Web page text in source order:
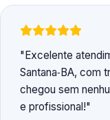
Excelente
Santana‑BA, com
chegou sem
e profissional!